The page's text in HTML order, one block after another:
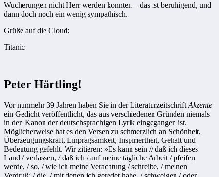
Wucherungen nicht Herr werden konnten – das ist beruhigend, und
dann doch noch ein wenig sympathisch.
Grüße auf die Cloud:
Titanic
Peter Härtling!
Vor nunmehr 39 Jahren haben Sie in der Literaturzeitschrift Akzente
ein Gedicht veröffentlicht, das aus verschiedenen Gründen niemals
in den Kanon der deutschsprachigen Lyrik eingegangen ist.
Möglicherweise hat es den Versen zu schmerzlich an Schönheit,
Überzeugungskraft, Einprägsamkeit, Inspiriertheit, Gehalt und
Bedeutung gefehlt. Wir zitieren: »Es kann sein // daß ich dieses
Land / verlassen, / daß ich / auf meine tägliche Arbeit / pfeifen
werde, / so, / wie ich meine Verachtung / schreibe, / meinen
Verdruß: / die, / mit denen ich geredet habe, / schweigen / oder